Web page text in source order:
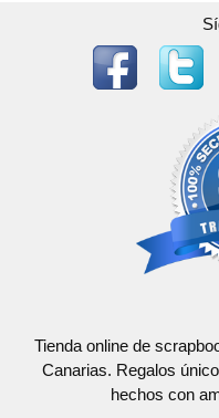
Tienda online de
Canarias. Regalos
hechos con